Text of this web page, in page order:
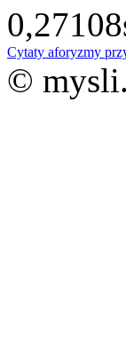
Cytaty aforyzmy
©